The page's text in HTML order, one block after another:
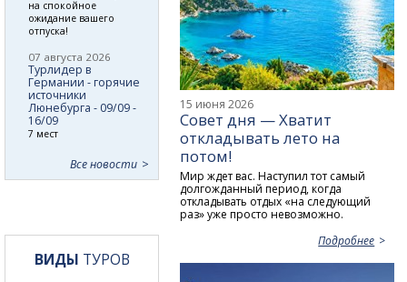
15 июня 2026
Совет дня — Хватит
откладывать лето на
потом!
Мир ждет вас. Наступил тот самый
долгожданный период, когда
откладывать отдых «на следующий
раз» уже просто невозможно.
Подробнее
на спокойное
ожидание вашего
отпуска!
07 августа 2026
Турлидер в
Германии - горячие
источники
Люнебурга - 09/09 -
16/09
7 мест
Все новости
ВИДЫ ТУРОВ